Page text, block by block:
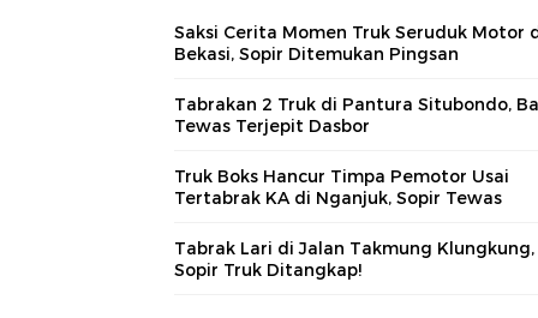
Saksi Cerita Momen Truk Seruduk Motor
Bekasi, Sopir Ditemukan Pingsan
Tabrakan 2 Truk di Pantura Situbondo,
Tewas Terjepit Dasbor
Truk Boks Hancur Timpa Pemotor Usai
Tertabrak KA di Nganjuk, Sopir Tewas
Tabrak Lari di Jalan Takmung Klungkung,
Sopir Truk Ditangkap!